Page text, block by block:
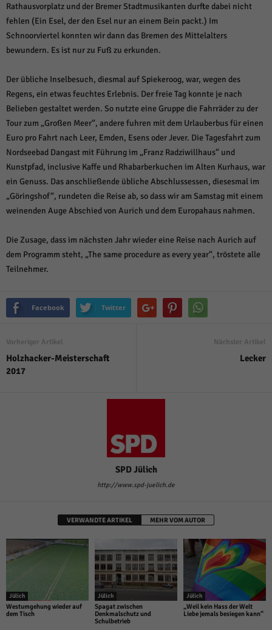
Rathausvorplatz und der Bremer Stadtmusikanten durfte dabei nicht
fehlen (Ein Esel, der den Esel nur an einem Bein packt.) Im
Schnoorviertel konnten wir dann das Bremen des Mittelalters
bewundern. Es ist nur zu Fuß zu erkunden.
Der übliche Inselbesuch, diesmal auf Spiekeroog, war, wegen des
Regens, ein etwas feuchtes Erlebnis. Der freie Tag konnte je nach
Belieben gestaltet werden. So nutzte eine Gruppe die Fahrräder zu der
Tour zum „Großen Meer“, andere fuhren mit dem Urlauberbus für einen
Euro pro Fahrt nach Leer, Emden, Esens oder Jever. Die Tagesfahrt zum
Nordseebad Dangast mit Führung im „Franz Radziwillhaus“ und
Kunstpfad, inclusive Kaffe und Rhabarberkuchen im Alten Kurhaus, war
ein Genuss. Das anschließende übliche Abschlussessen, diesesmal im
„Göringshof“, rundeten die Reise ab, so dass wir am Samstag mit einem
weinenden Auge Abschied von Aurich und dem Europahaus nahmen.
Die Zusage, dass im nächsten Jahr wieder eine Reise nach Aurich auf
dem Programm steht, „The same procedure as every year“, tröstete alle
Teilnehmer.
Facebook Twitter
Vorheriger Artikel
Holzhacker-Meisterschaft
2017
Nächster Artikel
Lecker
SPD Jülich
http://www.spd-juelich.de
VERWANDTE ARTIKEL MEHR VOM AUTOR
Jülich
Westumgehung wieder auf
dem Tisch
Jülich
Spagat zwischen
Denkmalschutz und
Schulbetrieb
Jülich
„Weil kein Hass der Welt
Liebe jemals besiegen kann“